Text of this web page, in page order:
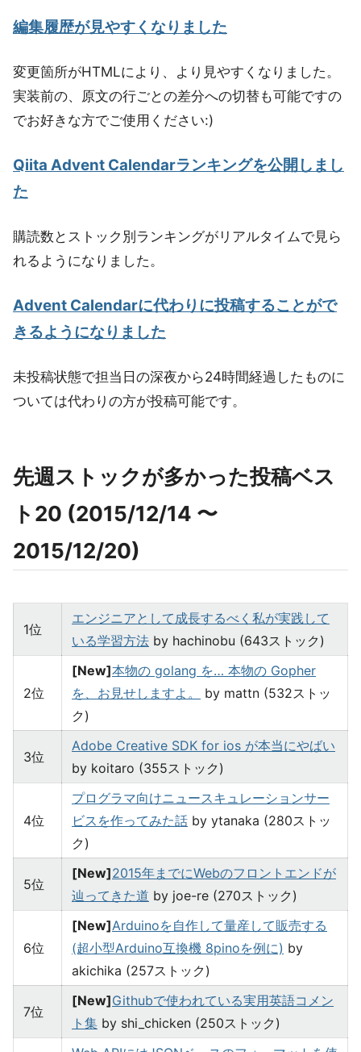
編集履歴が見やすくなりました
変更箇所がHTMLにより、より見やすくなりました。
実装前の、原文の行ごとの差分への切替も可能ですの
でお好きな方でご使用ください:)
Qiita Advent Calendarランキングを公開しまし
た
購読数とストック別ランキングがリアルタイムで見ら
れるようになりました。
Advent Calendarに代わりに投稿することがで
きるようになりました
未投稿状態で担当日の深夜から24時間経過したものに
ついては代わりの方が投稿可能です。
先週ストックが多かった投稿ベス
ト20 (2015/12/14 〜
2015/12/20)
1位
エンジニアとして成長するべく私が実践して
いる学習方法 by hachinobu (643ストック)
2位
[New]本物の golang を… 本物の Gopher
を、お見せしますよ。
by mattn (532ストッ
ク)
3位
Adobe Creative SDK for ios が本当にやばい
by koitaro (355ストック)
4位
プログラマ向けニュースキュレーションサー
ビスを作ってみた話 by ytanaka (280ストッ
ク)
5位
[New]2015年までにWebのフロントエンドが
辿ってきた道 by joe-re (270ストック)
6位
[New]Arduinoを自作して量産して販売する
(超小型Arduino互換機 8pinoを例に) by
akichika (257ストック)
7位
[New]Githubで使われている実用英語コメン
ト集 by shi_chicken (250ストック)